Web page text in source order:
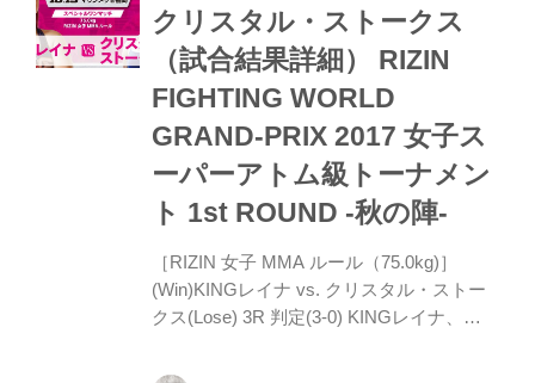
クリスタル・ストークス
（試合結果詳細） RIZIN
FIGHTING WORLD
GRAND-PRIX 2017 女子ス
ーパーアトム級トーナメン
ト 1st ROUND -秋の陣-
［RIZIN 女子 MMA ルール（75.0kg)］
(Win)KINGレイナ vs. クリスタル・ストー
クス(Lose) 3R 判定(3-0) KINGレイナ、
1R、片足タックルでテイクダウンを取った